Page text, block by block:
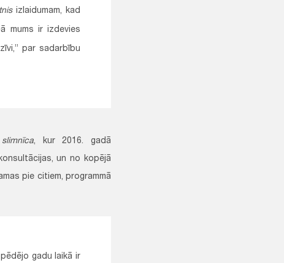
izlaidumam, kad
mums ir izdevies
par sadarbību
, kur 2016. gadā
un no kopējā
pie citiem, programmā
gadu laikā ir